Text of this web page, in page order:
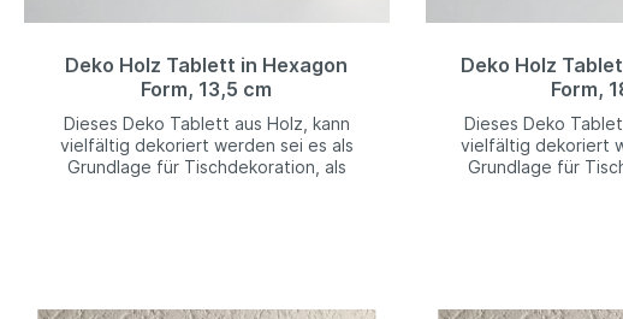
Deko Holz Tablett in Hexagon
Form, 13,5 cm
Dieses Deko Tablett aus Holz, kann
vielfältig dekoriert werden sei es als
Grundlage für Tischdekoration, als
Deko Holz
Form,
Dieses Deko
vielfältig dekoriert
Grundlage für